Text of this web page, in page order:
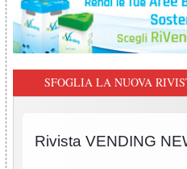
SFOGLIA LA NUOVA